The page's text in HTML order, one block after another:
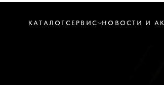
КАТАЛОГСЕРВИС НОВОСТИ И АКЦИИ